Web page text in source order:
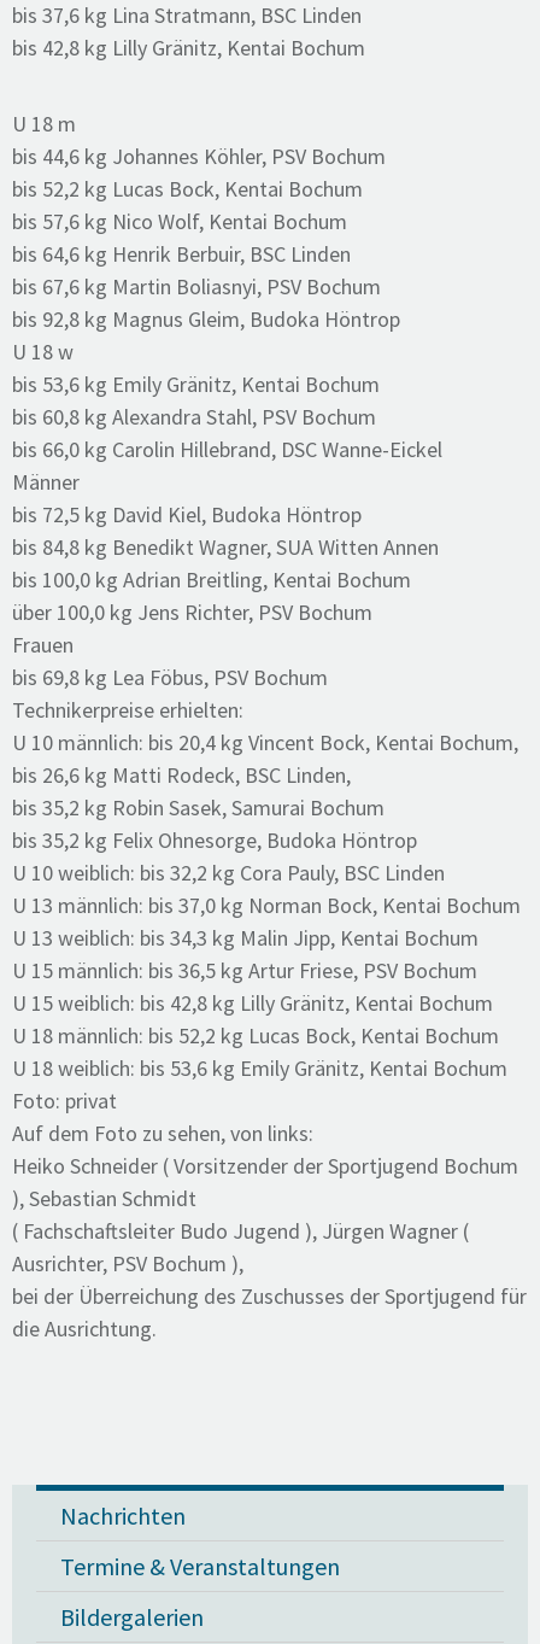
bis 37,6 kg Lina Stratmann, BSC Linden
bis 42,8 kg Lilly Gränitz, Kentai Bochum
U 18 m
bis 44,6 kg Johannes Köhler, PSV Bochum
bis 52,2 kg Lucas Bock, Kentai Bochum
bis 57,6 kg Nico Wolf, Kentai Bochum
bis 64,6 kg Henrik Berbuir, BSC Linden
bis 67,6 kg Martin Boliasnyi, PSV Bochum
bis 92,8 kg Magnus Gleim, Budoka Höntrop
U 18 w
bis 53,6 kg Emily Gränitz, Kentai Bochum
bis 60,8 kg Alexandra Stahl, PSV Bochum
bis 66,0 kg Carolin Hillebrand, DSC Wanne-Eickel
Männer
bis 72,5 kg David Kiel, Budoka Höntrop
bis 84,8 kg Benedikt Wagner, SUA Witten Annen
bis 100,0 kg Adrian Breitling, Kentai Bochum
über 100,0 kg Jens Richter, PSV Bochum
Frauen
bis 69,8 kg Lea Föbus, PSV Bochum
Technikerpreise erhielten:
U 10 männlich: bis 20,4 kg Vincent Bock, Kentai Bochum,
bis 26,6 kg Matti Rodeck, BSC Linden,
bis 35,2 kg Robin Sasek, Samurai Bochum
bis 35,2 kg Felix Ohnesorge, Budoka Höntrop
U 10 weiblich: bis 32,2 kg Cora Pauly, BSC Linden
U 13 männlich: bis 37,0 kg Norman Bock, Kentai Bochum
U 13 weiblich: bis 34,3 kg Malin Jipp, Kentai Bochum
U 15 männlich: bis 36,5 kg Artur Friese, PSV Bochum
U 15 weiblich: bis 42,8 kg Lilly Gränitz, Kentai Bochum
U 18 männlich: bis 52,2 kg Lucas Bock, Kentai Bochum
U 18 weiblich: bis 53,6 kg Emily Gränitz, Kentai Bochum
Foto: privat
Auf dem Foto zu sehen, von links:
Heiko Schneider ( Vorsitzender der Sportjugend Bochum
), Sebastian Schmidt
( Fachschaftsleiter Budo Jugend ), Jürgen Wagner (
Ausrichter, PSV Bochum ),
bei der Überreichung des Zuschusses der Sportjugend für
die Ausrichtung.
Nachrichten
Termine & Veranstaltungen
Bildergalerien